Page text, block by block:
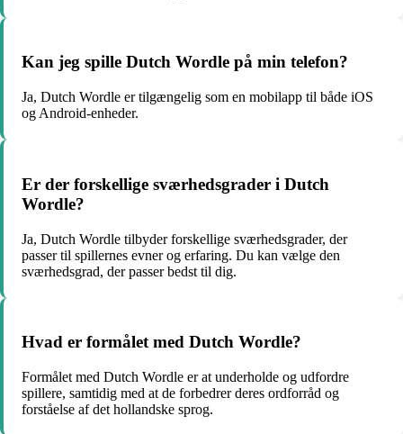
Kan jeg spille Dutch Wordle på min telefon?
Ja, Dutch Wordle er tilgængelig som en mobilapp til både iOS
og Android-enheder.
Er der forskellige sværhedsgrader i Dutch
Wordle?
Ja, Dutch Wordle tilbyder forskellige sværhedsgrader, der
passer til spillernes evner og erfaring. Du kan vælge den
sværhedsgrad, der passer bedst til dig.
Hvad er formålet med Dutch Wordle?
Formålet med Dutch Wordle er at underholde og udfordre
spillere, samtidig med at de forbedrer deres ordforråd og
forståelse af det hollandske sprog.